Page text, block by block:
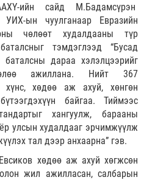
ийн сайд М.Бадамсүрэн
УИХ-ын чуулганаар Евразийн
чөлөөт худалдааны түр
тэмдэглээд “Бусад
дараа хэлэлцээрийг
ажиллана. Нийт 367
хүнс, хөдөө аж ахуй, хөнгөн
байгаа. Тиймээс
хангуулж, барааны
улсын худалдааг эрчимжүүлж
тал дээр анхаарна” гэв.
хөдөө аж ахуй хөгжсөн
жил ажилласан, салбарын